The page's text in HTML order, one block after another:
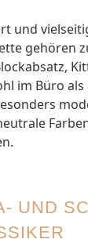
und
gehören
im Büro
UND